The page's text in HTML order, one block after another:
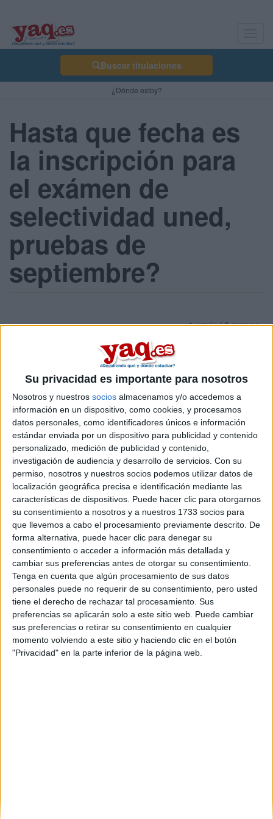
Su privacidad es importante para nosotros
Nosotros y nuestros socios almacenamos y/o accedemos a
información en un dispositivo, como cookies, y procesamos
datos personales, como identificadores únicos e información
estándar enviada por un dispositivo para publicidad y contenido
personalizado, medición de publicidad y contenido,
investigación de audiencia y desarrollo de servicios. Con su
permiso, nosotros y nuestros socios podemos utilizar datos de
localización geográfica precisa e identificación mediante las
características de dispositivos. Puede hacer clic para otorgarnos
su consentimiento a nosotros y a nuestros 1733 socios para
que llevemos a cabo el procesamiento previamente descrito. De
forma alternativa, puede hacer clic para denegar su
consentimiento o acceder a información más detallada y
cambiar sus preferencias antes de otorgar su consentimiento.
Tenga en cuenta que algún procesamiento de sus datos
personales puede no requerir de su consentimiento, pero usted
tiene el derecho de rechazar tal procesamiento. Sus
preferencias se aplicarán solo a este sitio web. Puede cambiar
sus preferencias o retirar su consentimiento en cualquier
momento volviendo a este sitio y haciendo clic en el botón
"Privacidad" en la parte inferior de la página web.
Buscar titulaciones
¿Dónde estoy?
Hasta que fecha es
la inscripción para
el exámen de
selectividad uned,
pruebas de
septiembre?
1 envío / 0 nuevos
7 de septiembre, 2012 - 21:20
Josep
Desconectado
Hola
Quisiera saber hasta cuando se puede inscribir para dar la
prueba de septiembre... de la uned
Gracias a Todos !
blessings ! xD
Inicio
Etiquetas: Selectividad UNED